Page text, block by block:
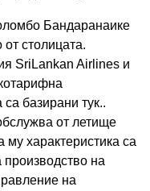
Бандаранаике
столицата.
SriLankan Airlines и
базирани тук..
от летище
характеристика са
производство на
на